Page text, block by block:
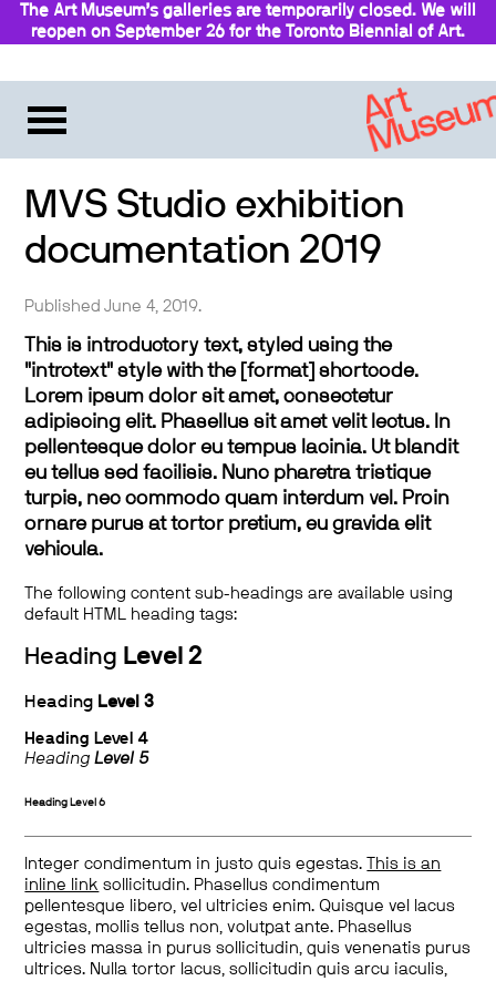
The Art Museum’s galleries are temporarily closed. We will
reopen on September 26 for the Toronto Biennial of Art.
MVS Studio exhibition
documentation 2019
Published June 4, 2019.
This is introductory text, styled using the
"introtext" style with the [format] shortcode.
Lorem ipsum dolor sit amet, consectetur
adipiscing elit. Phasellus sit amet velit lectus. In
pellentesque dolor eu tempus lacinia. Ut blandit
eu tellus sed facilisis. Nunc pharetra tristique
turpis, nec commodo quam interdum vel. Proin
ornare purus at tortor pretium, eu gravida elit
vehicula.
The following content sub-headings are available using
default HTML heading tags:
Heading Level 2
Heading Level 3
Heading Level 4
HeadingLevel 5
Heading Level 6
Integer condimentum in justo quis egestas.
This is an
inline link sollicitudin. Phasellus condimentum
pellentesque libero, vel ultricies enim. Quisque vel lacus
egestas, mollis tellus non, volutpat ante. Phasellus
ultricies massa in purus sollicitudin, quis venenatis purus
ultrices. Nulla tortor lacus, sollicitudin quis arcu iaculis,